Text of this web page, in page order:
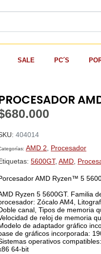
SALE PC´S
680.000
404014
AMD 2
Procesador
5600GT, AMD
AMD Ryzen™ 5
Ryzen 5 5600GT. Familia
Zócalo AM4,
canal, Tipos de memoria
de reloj de memoria
de adaptador gráfico
de gráficos incorporada:
operativos
64-bit